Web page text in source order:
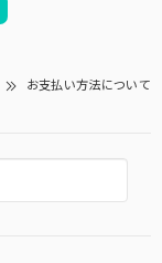
お支払い方法について